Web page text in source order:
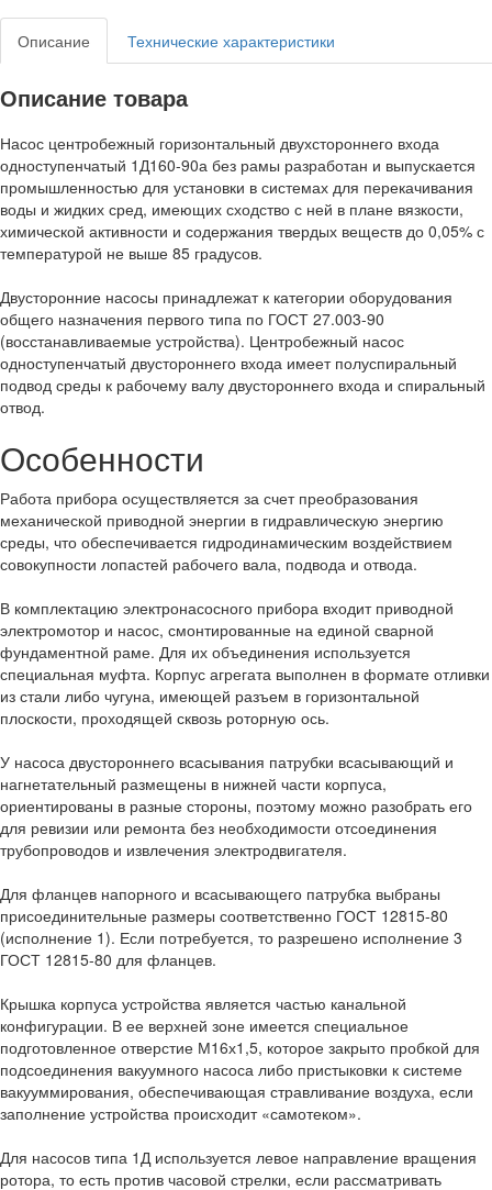
Описание Технические характеристики
Описание товара
Насос центробежный горизонтальный двухстороннего входа
одноступенчатый 1Д160-90а без рамы разработан и выпускается
промышленностью для установки в системах для перекачивания
воды и жидких сред, имеющих сходство с ней в плане вязкости,
химической активности и содержания твердых веществ до 0,05% с
температурой не выше 85 градусов.
Двусторонние насосы принадлежат к категории оборудования
общего назначения первого типа по ГОСТ 27.003-90
(восстанавливаемые устройства). Центробежный насос
одноступенчатый двустороннего входа имеет полуспиральный
подвод среды к рабочему валу двустороннего входа и спиральный
отвод.
Особенности
Работа прибора осуществляется за счет преобразования
механической приводной энергии в гидравлическую энергию
среды, что обеспечивается гидродинамическим воздействием
совокупности лопастей рабочего вала, подвода и отвода.
В комплектацию электронасосного прибора входит приводной
электромотор и насос, смонтированные на единой сварной
фундаментной раме. Для их объединения используется
специальная муфта. Корпус агрегата выполнен в формате отливки
из стали либо чугуна, имеющей разъем в горизонтальной
плоскости, проходящей сквозь роторную ось.
У насоса двустороннего всасывания патрубки всасывающий и
нагнетательный размещены в нижней части корпуса,
ориентированы в разные стороны, поэтому можно разобрать его
для ревизии или ремонта без необходимости отсоединения
трубопроводов и извлечения электродвигателя.
Для фланцев напорного и всасывающего патрубка выбраны
присоединительные размеры соответственно ГОСТ 12815-80
(исполнение 1). Если потребуется, то разрешено исполнение 3
ГОСТ 12815-80 для фланцев.
Крышка корпуса устройства является частью канальной
конфигурации. В ее верхней зоне имеется специальное
подготовленное отверстие М16х1,5, которое закрыто пробкой для
подсоединения вакуумного насоса либо пристыковки к системе
вакууммирования, обеспечивающая стравливание воздуха, если
заполнение устройства происходит «самотеком».
Для насосов типа 1Д используется левое направление вращения
ротора, то есть против часовой стрелки, если рассматривать